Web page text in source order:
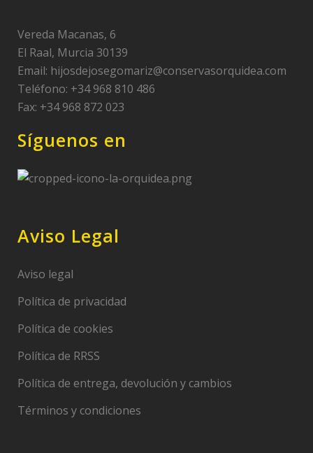
Vereda Macanas, 6
El Raal, Murcia 30139
Email: hijosdejosegomariz@conservasorquidea.com
Teléfono: +34 968 810 486
Fax: +34 968 872 023
Síguenos en
Aviso Legal
Aviso legal
Política de privacidad
Política de cookies
Política de RRSS
Política de entrega, devolución y cambios
Términos y condiciones